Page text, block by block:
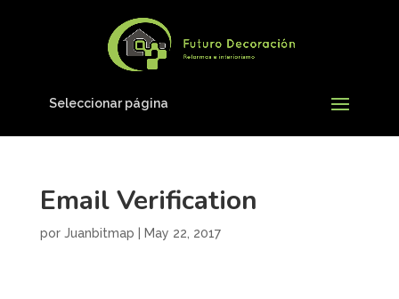
Seleccionar página
Email Verification
por Juanbitmap May 22, 2017